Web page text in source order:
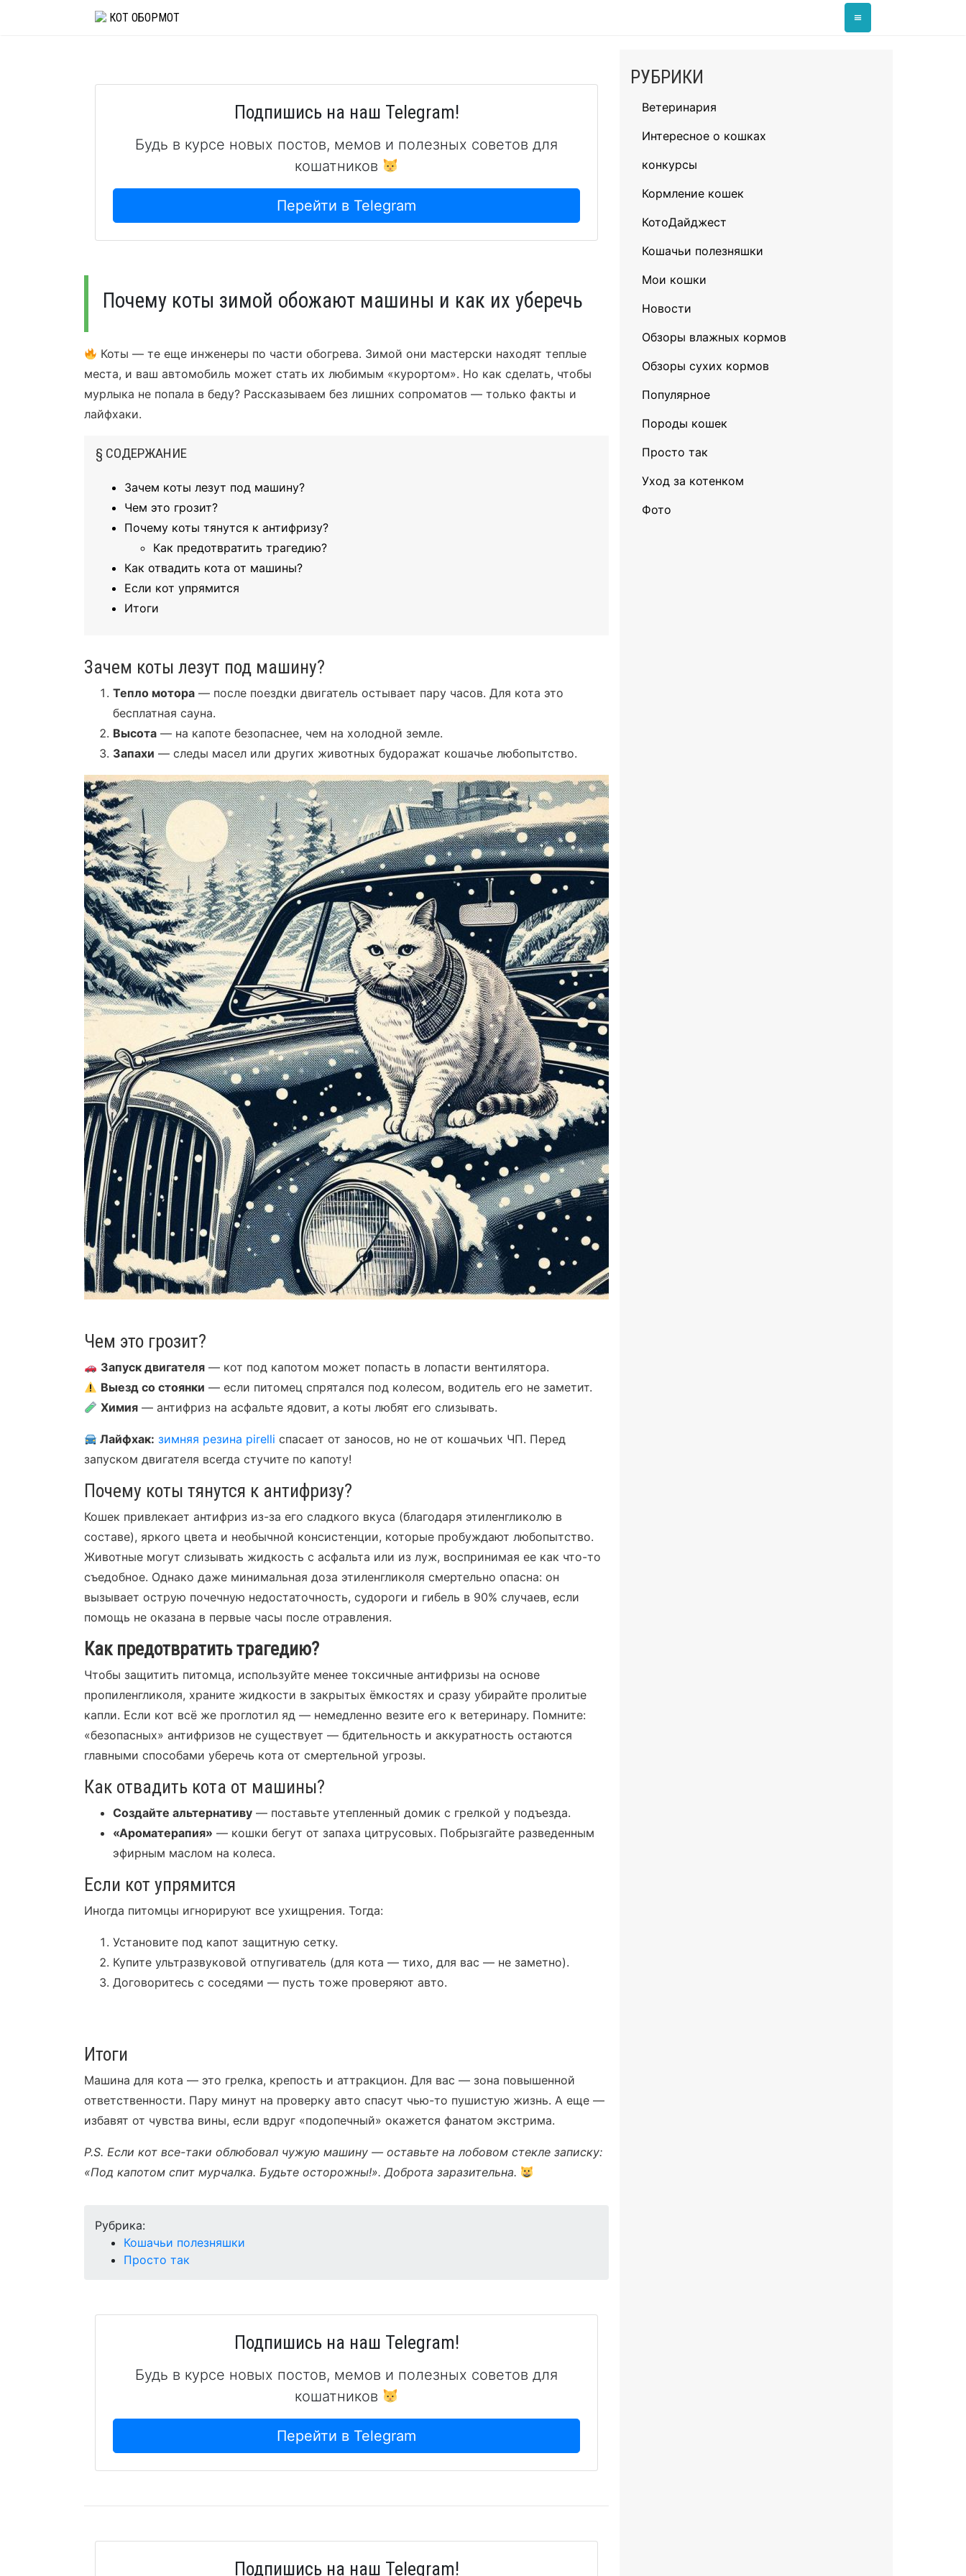
КОТ ОБОРМОТ ≡
Подпишись на наш Telegram!
Будь в курсе новых постов, мемов и полезных советов для
кошатников
Перейти в Telegram
Почему коты зимой обожают машины и как их уберечь
Коты — те еще инженеры по части обогрева. Зимой они мастерски находят теплые
места, и ваш автомобиль может стать их любимым «курортом». Но как сделать, чтобы
мурлыка не попала в беду? Рассказываем без лишних сопроматов — только факты и
лайфхаки.
§ СОДЕРЖАНИЕ
Зачем коты лезут под машину?
Чем это грозит?
Почему коты тянутся к антифризу?
Как предотвратить трагедию?
Как отвадить кота от машины?
Если кот упрямится
Итоги
Зачем коты лезут под машину?
Тепло мотора — после поездки двигатель остывает пару часов. Для кота это
бесплатная сауна.
Высота — на капоте безопаснее, чем на холодной земле.
Запахи — следы масел или других животных будоражат кошачье любопытство.
Чем это грозит?
Запуск двигателя — кот под капотом может попасть в лопасти вентилятора.
Выезд со стоянки — если питомец спрятался под колесом, водитель его не заметит.
Химия — антифриз на асфальте ядовит, а коты любят его слизывать.
Лайфхак: зимняя резина pirelli спасает от заносов, но не от кошачьих ЧП. Перед
запуском двигателя всегда стучите по капоту!
Почему коты тянутся к антифризу?
Кошек привлекает антифриз из-за его сладкого вкуса (благодаря этиленгликолю в
составе), яркого цвета и необычной консистенции, которые пробуждают любопытство.
Животные могут слизывать жидкость с асфальта или из луж, воспринимая ее как что-то
съедобное. Однако даже минимальная доза этиленгликоля смертельно опасна: он
вызывает острую почечную недостаточность, судороги и гибель в 90% случаев, если
помощь не оказана в первые часы после отравления.
Как предотвратить трагедию?
Чтобы защитить питомца, используйте менее токсичные антифризы на основе
пропиленгликоля, храните жидкости в закрытых ёмкостях и сразу убирайте пролитые
капли. Если кот всё же проглотил яд — немедленно везите его к ветеринару. Помните:
«безопасных» антифризов не существует — бдительность и аккуратность остаются
главными способами уберечь кота от смертельной угрозы.
Как отвадить кота от машины?
Создайте альтернативу — поставьте утепленный домик с грелкой у подъезда.
«Ароматерапия» — кошки бегут от запаха цитрусовых. Побрызгайте разведенным
эфирным маслом на колеса.
Если кот упрямится
Иногда питомцы игнорируют все ухищрения. Тогда:
Установите под капот защитную сетку.
Купите ультразвуковой отпугиватель (для кота — тихо, для вас — не заметно).
Договоритесь с соседями — пусть тоже проверяют авто.
Итоги
Машина для кота — это грелка, крепость и аттракцион. Для вас — зона повышенной
ответственности. Пару минут на проверку авто спасут чью-то пушистую жизнь. А еще —
избавят от чувства вины, если вдруг «подопечный» окажется фанатом экстрима.
P.S. Если кот все-таки облюбовал чужую машину — оставьте на лобовом стекле записку:
«Под капотом спит мурчалка. Будьте осторожны!». Доброта заразительна.
Рубрика:
Кошачьи полезняшки
Просто так
Подпишись на наш Telegram!
Будь в курсе новых постов, мемов и полезных советов для
кошатников
Перейти в Telegram
Подпишись на наш Telegram!
РУБРИКИ
Ветеринария
Интересное о кошках
конкурсы
Кормление кошек
КотоДайджест
Кошачьи полезняшки
Мои кошки
Новости
Обзоры влажных кормов
Обзоры сухих кормов
Популярное
Породы кошек
Просто так
Уход за котенком
Фото